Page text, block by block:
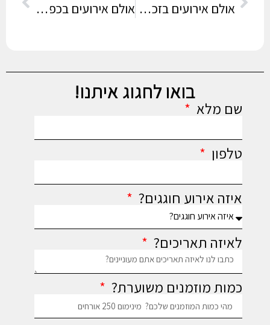
אולם אירועים בזכרון יעקב | אולמות אירועים בזכרון יעקב | אולם וגן אירועים בזכרון יעקב אולם אירועים בכפר סבא | אולמות אירועים בכפר סבא | אולם וגן אירועים בכפר סבא
בואו לחגוג איתנו!
שם מלא
טלפון
איזה אירוע חוגגים?
לאיזה תאריכים?
כמות מוזמנים משוערת?